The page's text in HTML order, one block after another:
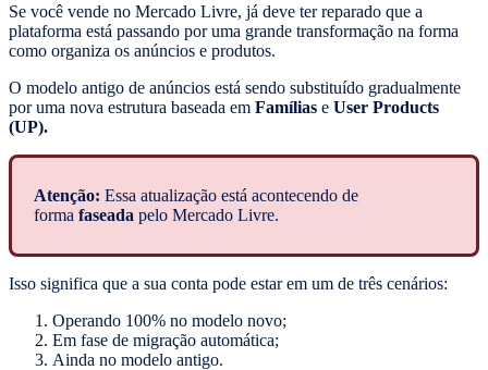
Se você vende no Mercado Livre, já deve ter reparado que a
plataforma está passando por uma grande transformação na forma
como organiza os anúncios e produtos.
O modelo antigo de anúncios está sendo substituído gradualmente
por uma nova estrutura baseada em Famílias e User Products
(UP).
Atenção: Essa atualização está acontecendo de
forma faseada pelo Mercado Livre.
Isso significa que a sua conta pode estar em um de três cenários:
Operando 100% no modelo novo;
Em fase de migração automática;
Ainda no modelo antigo.